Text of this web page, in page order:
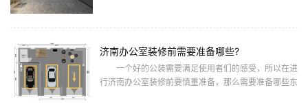
济南办公室装修前需要准备哪些?
一个好的公装需要满足使用者们的感受，所以在进
行济南办公室装修前要慎重准备，那么需要准备哪些东